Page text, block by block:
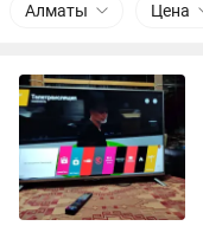
Алматы Цена